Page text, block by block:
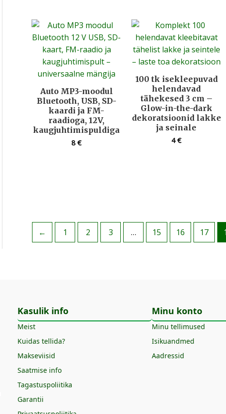
Auto MP3-moodul
Bluetooth, USB, SD-
kaardi ja FM-
raadioga, 12V,
kaugjuhtimispuldiga
8€
100 tk isekleepuvad
helendavad
tähekesed 3 cm –
Glow-in-the-dark
dekoratsioonid lakke
ja seinale
4€
← 1 2 3 … 15 16 17
Kasulik info
Meist
Kuidas tellida?
Makseviisid
Saatmise info
Tagastuspoliitika
Garantii
Minu konto
Minu tellimused
Isikuandmed
Aadressid